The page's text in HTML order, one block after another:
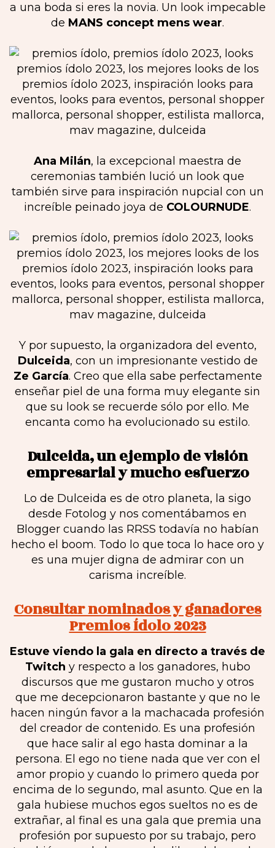
a una boda si eres la novia. Un look impecable
de MANS concept mens wear.
Ana Milán, la excepcional maestra de
ceremonias también lució un look que
también sirve para inspiración nupcial con un
increíble peinado joya de COLOURNUDE.
Y por supuesto, la organizadora del evento,
Dulceida, con un impresionante vestido de
Ze García. Creo que ella sabe perfectamente
enseñar piel de una forma muy elegante sin
que su look se recuerde sólo por ello. Me
encanta como ha evolucionado su estilo.
Dulceida, un ejemplo de visión
empresarial y mucho esfuerzo
Lo de Dulceida es de otro planeta, la sigo
desde Fotolog y nos comentábamos en
Blogger cuando las RRSS todavía no habían
hecho el boom. Todo lo que toca lo hace oro y
es una mujer digna de admirar con un
carisma increíble.
Consultar nominados y ganadores
Premios Ídolo 2023
Estuve viendo la gala en directo a través de
Twitch y respecto a los ganadores, hubo
discursos que me gustaron mucho y otros
que me decepcionaron bastante y que no le
hacen ningún favor a la machacada profesión
del creador de contenido. Es una profesión
que hace salir al ego hasta dominar a la
persona. El ego no tiene nada que ver con el
amor propio y cuando lo primero queda por
encima de lo segundo, mal asunto. Que en la
gala hubiese muchos egos sueltos no es de
extrañar, al final es una gala que premia una
profesión por supuesto por su trabajo, pero